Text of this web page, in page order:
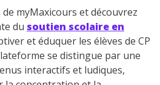
myMaxicours et découvrez
du soutien scolaire en
et éduquer les élèves de CP
se distingue par une
interactifs et ludiques,